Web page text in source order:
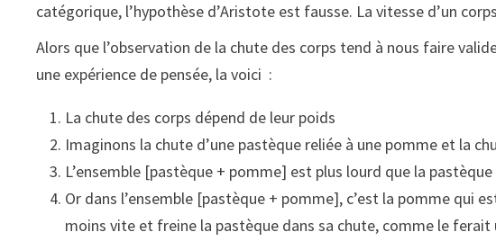
catégorique, l’hypothèse d’Aristote est fausse. La vitesse d’un
Alors que l’observation de la chute des corps tend à nous faire
une expérience de pensée, la voici :
La chute des corps dépend de leur poids
Imaginons la chute d’une pastèque reliée à une pomme et la
L’ensemble [pastèque + pomme] est plus lourd que la
Or dans l’ensemble [pastèque + pomme], c’est la pomme qui
moins vite et freine la pastèque dans sa chute, comme le ferait